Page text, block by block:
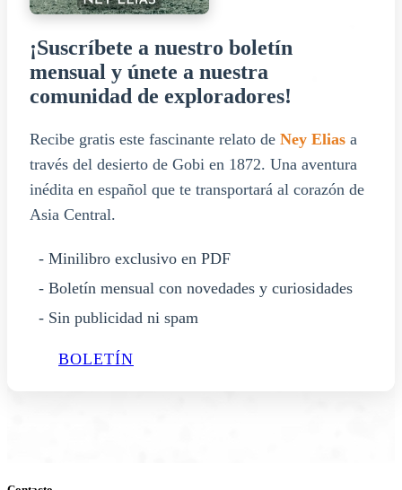
¡Suscríbete a nuestro boletín
mensual y únete a nuestra
comunidad de exploradores!
Recibe gratis este fascinante relato de Ney Elias a
través del desierto de Gobi en 1872. Una aventura
inédita en español que te transportará al corazón de
Asia Central.
- Minilibro exclusivo en PDF
- Boletín mensual con novedades y curiosidades
- Sin publicidad ni spam
BOLETÍN